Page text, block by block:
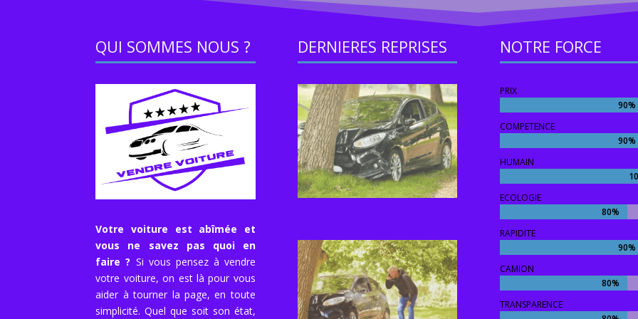
QUI SOMMES NOUS ?
Votre voiture est abîmée et
vous ne savez pas quoi en
faire ? Si vous pensez à vendre
votre voiture, on est là pour vous
aider à tourner la page, en toute
simplicité. Quel que soit son état,
DERNIERES REPRISES NOTRE FORCE
PRIX
90%
90%
COMPETENCE
90%
90%
HUMAIN
ECOLOGIE
80%
80%
RAPIDITE
90%
90%
CAMION
80%
80%
TRANSPARENCE